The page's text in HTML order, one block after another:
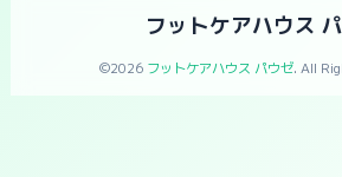
フットケアハウス
©2026 フットケアハウス パウゼ. All